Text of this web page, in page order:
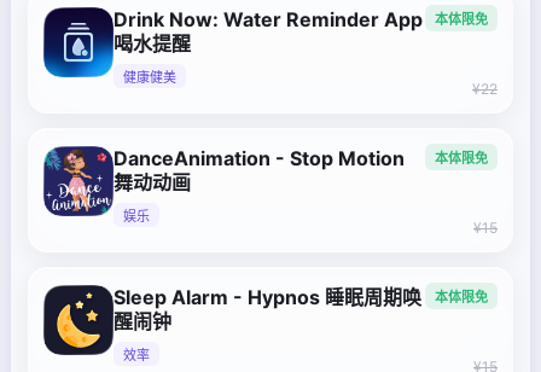
Drink Now: Water Reminder App
喝水提醒
健康健美
本体限免
¥22
DanceAnimation - Stop Motion
舞动动画
娱乐
本体限免
¥15
Sleep Alarm - Hypnos 睡眠周期唤
醒闹钟
效率
本体限免
¥15